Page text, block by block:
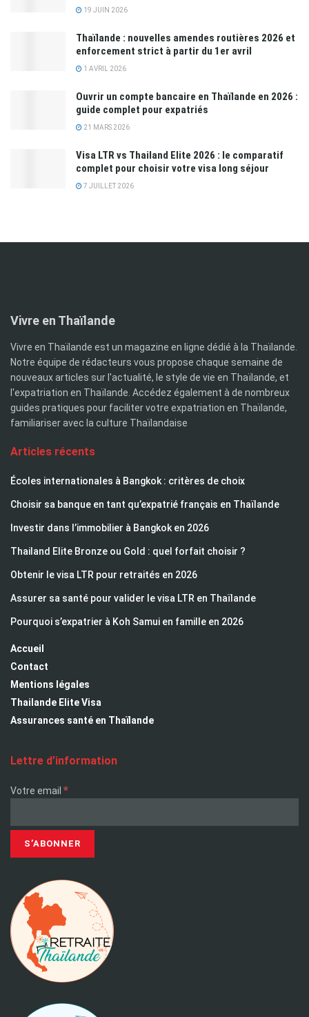
19 JUIN 2026
Thaïlande : nouvelles amendes routières 2026 et
enforcement strict à partir du 1er avril
1 AVRIL 2026
Ouvrir un compte bancaire en Thaïlande en 2026 :
guide complet pour expatriés
21 MARS 2026
Visa LTR vs Thailand Elite 2026 : le comparatif
complet pour choisir votre visa long séjour
7 JUILLET 2026
Vivre en Thaïlande
Vivre en Thaïlande est un magazine en ligne dédié à la Thaïlande.
Notre équipe de rédacteurs vous propose chaque semaine de
nouveaux articles sur l'actualité, le style de vie en Thaïlande, et
l'expatriation en Thaïlande. Accédez également à de nombreux
guides pratiques pour faciliter votre expatriation en Thaïlande,
familiariser avec la culture Thaïlandaise
Articles récents
Écoles internationales à Bangkok : critères de choix
Choisir sa banque en tant qu’expatrié français en Thaïlande
Investir dans l’immobilier à Bangkok en 2026
Thailand Elite Bronze ou Gold : quel forfait choisir ?
Obtenir le visa LTR pour retraités en 2026
Assurer sa santé pour valider le visa LTR en Thaïlande
Pourquoi s’expatrier à Koh Samui en famille en 2026
Accueil
Contact
Mentions légales
Thailande Elite Visa
Assurances santé en Thaïlande
Lettre d’information
Votre email *